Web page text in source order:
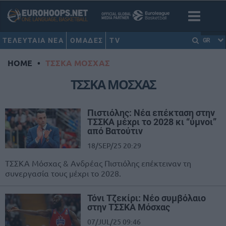
ΤΕΛΕΥΤΑΙΑ ΝΕΑ ΟΜΑΔΕΣ TV GR
HOME • ΤΣΣΚΑ ΜΟΣΧΑΣ
ΤΣΣΚΑ ΜΟΣΧΑΣ
Πιστιόλης: Νέα επέκταση στην
ΤΣΣΚΑ μέχρι το 2028 κι “ύμνοι”
από Βατούτιν
18/SEP/25 20:29
ΤΣΣΚΑ Μόσχας & Ανδρέας Πιστιόλης επέκτειναν τη
συνεργασία τους μέχρι το 2028.
Τόνι Τζεκίρι: Νέο συμβόλαιο
στην ΤΣΣΚΑ Μόσχας
07/JUL/25 09:46